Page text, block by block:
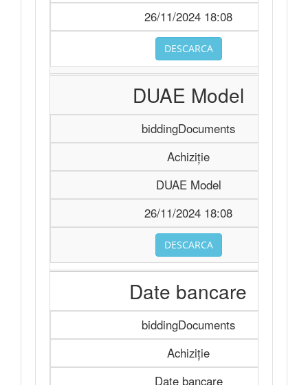
26/11/2024 18:08
DESCARCA
DUAE Model
biddingDocuments
Achiziție
DUAE Model
26/11/2024 18:08
DESCARCA
Date bancare
biddingDocuments
Achiziție
Date bancare